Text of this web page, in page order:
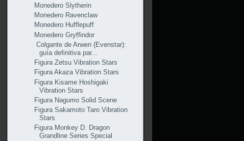
Monedero Slytherin
Monedero Ravenclaw
Monedero Hufflepuff
Monedero Gryffindor
Colgante de Arwen (Evenstar):
guía definitiva par...
Figura Zetsu Vibration Stars
Figura Akaza Vibration Stars
Figura Kisame Hoshigaki
Vibration Stars
Figura Nagumo Solid Scene
Figura Sakamoto Taro Vibration
Stars
Figura Monkey D. Dragon
Grandline Series Special